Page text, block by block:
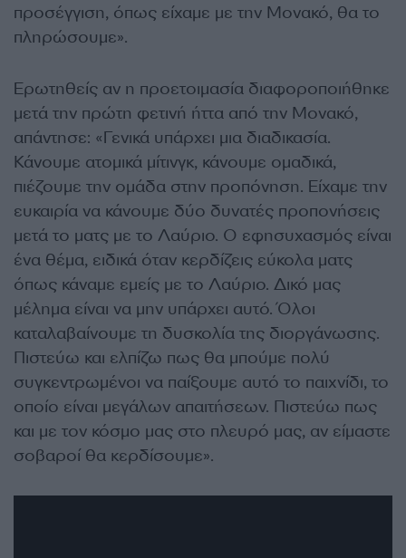
προσέγγιση, όπως είχαμε με την Μονακό, θα το
πληρώσουμε».
Ερωτηθείς αν η προετοιμασία διαφοροποιήθηκε
μετά την πρώτη φετινή ήττα από την Μονακό,
απάντησε: «Γενικά υπάρχει μια διαδικασία.
Κάνουμε ατομικά μίτινγκ, κάνουμε ομαδικά,
πιέζουμε την ομάδα στην προπόνηση. Είχαμε την
ευκαιρία να κάνουμε δύο δυνατές προπονήσεις
μετά το ματς με το Λαύριο. Ο εφησυχασμός είναι
ένα θέμα, ειδικά όταν κερδίζεις εύκολα ματς
όπως κάναμε εμείς με το Λαύριο. Δικό μας
μέλημα είναι να μην υπάρχει αυτό. Όλοι
καταλαβαίνουμε τη δυσκολία της διοργάνωσης.
Πιστεύω και ελπίζω πως θα μπούμε πολύ
συγκεντρωμένοι να παίξουμε αυτό το παιχνίδι, το
οποίο είναι μεγάλων απαιτήσεων. Πιστεύω πως
και με τον κόσμο μας στο πλευρό μας, αν είμαστε
σοβαροί θα κερδίσουμε».